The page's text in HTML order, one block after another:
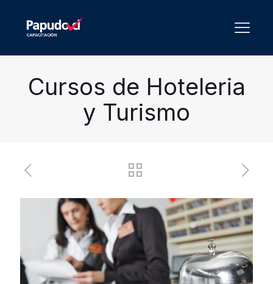
Cursos de Hoteleria
y Turismo